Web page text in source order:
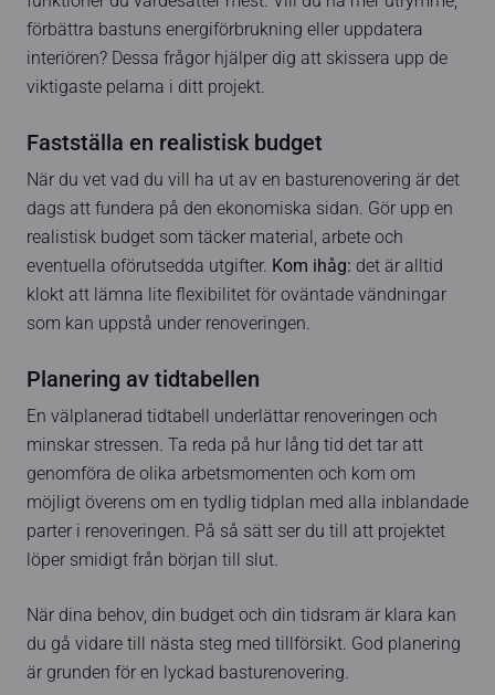
förbättra bastuns energiförbrukning eller uppdatera
interiören? Dessa frågor hjälper dig att skissera upp de
viktigaste pelarna i ditt projekt.
Fastställa en realistisk budget
När du vet vad du vill ha ut av en basturenovering är det
dags att fundera på den ekonomiska sidan. Gör upp en
realistisk budget som täcker material, arbete och
eventuella oförutsedda utgifter. Kom ihåg: det är alltid
klokt att lämna lite flexibilitet för oväntade vändningar
som kan uppstå under renoveringen.
Planering av tidtabellen
En välplanerad tidtabell underlättar renoveringen och
minskar stressen. Ta reda på hur lång tid det tar att
genomföra de olika arbetsmomenten och kom om
möjligt överens om en tydlig tidplan med alla inblandade
parter i renoveringen. På så sätt ser du till att projektet
löper smidigt från början till slut.
När dina behov, din budget och din tidsram är klara kan
du gå vidare till nästa steg med tillförsikt. God planering
är grunden för en lyckad basturenovering.